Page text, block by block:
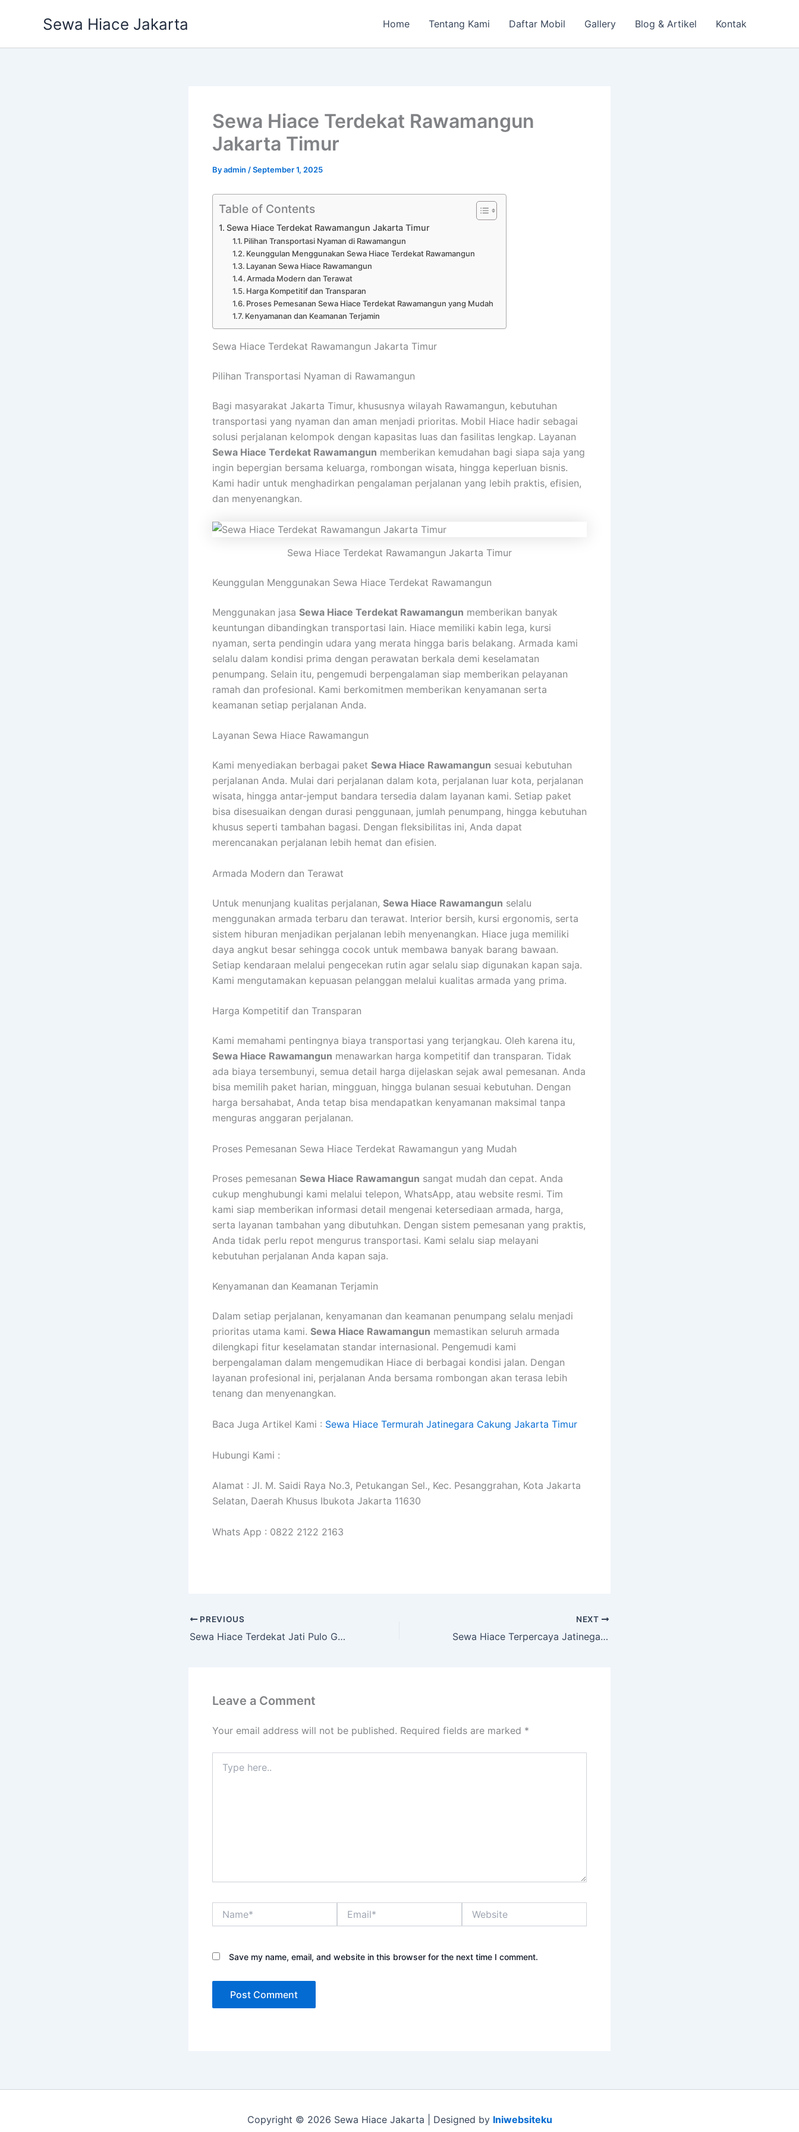
Sewa Hiace Jakarta Home Tentang Kami Daftar Mobil Gallery Blog & Artikel Kontak
Sewa Hiace Terdekat Rawamangun
Jakarta Timur
Byadmin /September 1, 2025
Table of Contents
Sewa Hiace Terdekat Rawamangun Jakarta Timur
Pilihan Transportasi Nyaman di Rawamangun
Keunggulan Menggunakan Sewa Hiace Terdekat Rawamangun
Layanan Sewa Hiace Rawamangun
Armada Modern dan Terawat
Harga Kompetitif dan Transparan
Proses Pemesanan Sewa Hiace Terdekat Rawamangun yang Mudah
Kenyamanan dan Keamanan Terjamin
Sewa Hiace Terdekat Rawamangun Jakarta Timur
Pilihan Transportasi Nyaman di Rawamangun
Bagi masyarakat Jakarta Timur, khususnya wilayah Rawamangun, kebutuhan
transportasi yang nyaman dan aman menjadi prioritas. Mobil Hiace hadir sebagai
solusi perjalanan kelompok dengan kapasitas luas dan fasilitas lengkap. Layanan
Sewa Hiace Terdekat Rawamangun memberikan kemudahan bagi siapa saja yang
ingin bepergian bersama keluarga, rombongan wisata, hingga keperluan bisnis.
Kami hadir untuk menghadirkan pengalaman perjalanan yang lebih praktis, efisien,
dan menyenangkan.
Sewa Hiace Terdekat Rawamangun Jakarta Timur
Keunggulan Menggunakan Sewa Hiace Terdekat Rawamangun
Menggunakan jasa Sewa Hiace Terdekat Rawamangun memberikan banyak
keuntungan dibandingkan transportasi lain. Hiace memiliki kabin lega, kursi
nyaman, serta pendingin udara yang merata hingga baris belakang. Armada kami
selalu dalam kondisi prima dengan perawatan berkala demi keselamatan
penumpang. Selain itu, pengemudi berpengalaman siap memberikan pelayanan
ramah dan profesional. Kami berkomitmen memberikan kenyamanan serta
keamanan setiap perjalanan Anda.
Layanan Sewa Hiace Rawamangun
Kami menyediakan berbagai paket Sewa Hiace Rawamangun sesuai kebutuhan
perjalanan Anda. Mulai dari perjalanan dalam kota, perjalanan luar kota, perjalanan
wisata, hingga antar-jemput bandara tersedia dalam layanan kami. Setiap paket
bisa disesuaikan dengan durasi penggunaan, jumlah penumpang, hingga kebutuhan
khusus seperti tambahan bagasi. Dengan fleksibilitas ini, Anda dapat
merencanakan perjalanan lebih hemat dan efisien.
Armada Modern dan Terawat
Untuk menunjang kualitas perjalanan, Sewa Hiace Rawamangun selalu
menggunakan armada terbaru dan terawat. Interior bersih, kursi ergonomis, serta
sistem hiburan menjadikan perjalanan lebih menyenangkan. Hiace juga memiliki
daya angkut besar sehingga cocok untuk membawa banyak barang bawaan.
Setiap kendaraan melalui pengecekan rutin agar selalu siap digunakan kapan saja.
Kami mengutamakan kepuasan pelanggan melalui kualitas armada yang prima.
Harga Kompetitif dan Transparan
Kami memahami pentingnya biaya transportasi yang terjangkau. Oleh karena itu,
Sewa Hiace Rawamangun menawarkan harga kompetitif dan transparan. Tidak
ada biaya tersembunyi, semua detail harga dijelaskan sejak awal pemesanan. Anda
bisa memilih paket harian, mingguan, hingga bulanan sesuai kebutuhan. Dengan
harga bersahabat, Anda tetap bisa mendapatkan kenyamanan maksimal tanpa
menguras anggaran perjalanan.
Proses Pemesanan Sewa Hiace Terdekat Rawamangun yang Mudah
Proses pemesanan Sewa Hiace Rawamangun sangat mudah dan cepat. Anda
cukup menghubungi kami melalui telepon, WhatsApp, atau website resmi. Tim
kami siap memberikan informasi detail mengenai ketersediaan armada, harga,
serta layanan tambahan yang dibutuhkan. Dengan sistem pemesanan yang praktis,
Anda tidak perlu repot mengurus transportasi. Kami selalu siap melayani
kebutuhan perjalanan Anda kapan saja.
Kenyamanan dan Keamanan Terjamin
Dalam setiap perjalanan, kenyamanan dan keamanan penumpang selalu menjadi
prioritas utama kami. Sewa Hiace Rawamangun memastikan seluruh armada
dilengkapi fitur keselamatan standar internasional. Pengemudi kami
berpengalaman dalam mengemudikan Hiace di berbagai kondisi jalan. Dengan
layanan profesional ini, perjalanan Anda bersama rombongan akan terasa lebih
tenang dan menyenangkan.
Baca Juga Artikel Kami : Sewa Hiace Termurah Jatinegara Cakung Jakarta Timur
Hubungi Kami :
Alamat : Jl. M. Saidi Raya No.3, Petukangan Sel., Kec. Pesanggrahan, Kota Jakarta
Selatan, Daerah Khusus Ibukota Jakarta 11630
Whats App : 0822 2122 2163
PREVIOUS
Sewa Hiace Terdekat Jati Pulo Gadung Jakarta Timur
NEXT
Sewa Hiace Terpercaya Jatinegara Cakung Jakarta Timur
Leave a Comment
Your email address will not be published. Required fields are marked *
here..
Save my name, email, and website in this browser for the next time I comment.
Copyright © 2026 Sewa Hiace Jakarta | Designed by Iniwebsiteku